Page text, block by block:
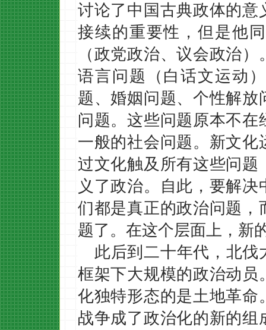
讨论了中国古典政体的
接续的重要性，但是他
（政党政治、议会政治
语言问题（白话文运动
题、婚姻问题、个性解
问题。这些问题原本不
一般的社会问题。新文
过文化触及所有这些问
义了政治。自此，要解
们都是真正的政治问题
题了。在这个层面上，新
此后到二十年代，北
框架下大规模的政治动
化独特形态的是土地革
战争成了政治化的新的